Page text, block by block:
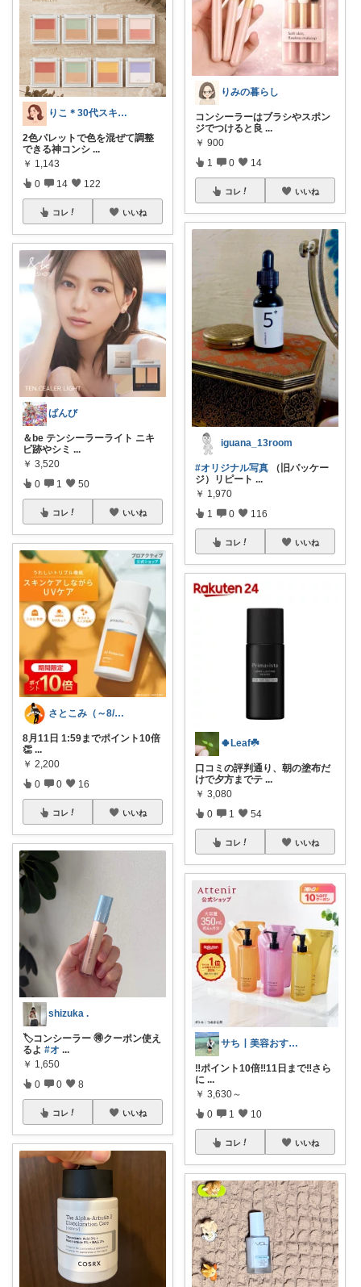
りこ＊30代スキンケア研究員
2色パレットで色を混ぜて調整
できる神コンシ ...
￥ 1,143
0 14 122
コレ いいね
ばんび
＆be テンシーラーライト ニキ
ビ跡やシミ ...
￥ 3,520
0 1 50
コレ いいね
さとこみ（～8/4 感謝🙏）
8月11日 1:59までポイント10倍
👏 ...
￥ 2,200
0 0 16
コレ いいね
shizuka .
🏷️コンシーラー 🉐クーポン使え
るよ #オ ...
￥ 1,650
0 0 8
コレ いいね
りみの暮らし
コンシーラーはブラシやスポン
ジでつけると良 ...
￥ 900
1 0 14
コレ いいね
iguana_13room
#オリジナル写真 （旧パッケー
ジ）リピート ...
￥ 1,970
1 0 116
コレ いいね
🍀Leaf☘️
口コミの評判通り、朝の塗布だ
けで夕方までテ ...
￥ 3,080
0 1 54
コレ いいね
サち┃美容おすすめ┃垢抜け
‼️ポイント10倍‼️11日まで‼️さら
に ...
￥ 3,630～
0 1 10
コレ いいね